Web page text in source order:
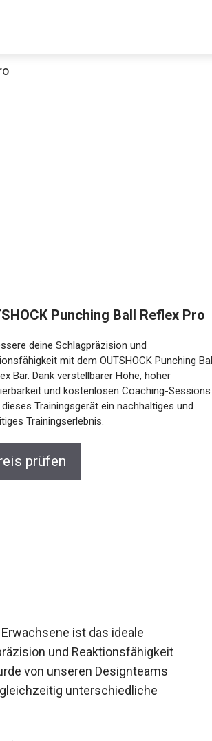
Punching Ball Reflex Pro
deine Schlagpräzision und
mit dem OUTSHOCK Punching Ball
Bar. Dank verstellbarer Höhe, hoher
und kostenlosen Coaching-Sessions
Trainingsgerät ein nachhaltiges und
Trainingserlebnis.
prüfen
ist das ideale
und Reaktionsfähigkeit
von unseren Designteams
unterschiedliche